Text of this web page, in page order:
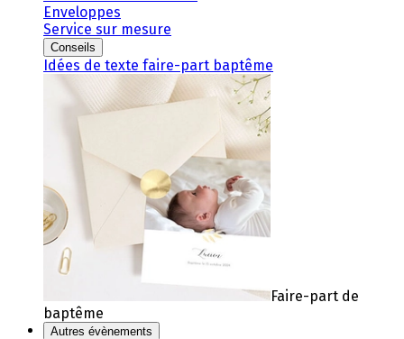
Enveloppes
Service sur mesure
Conseils
Idées de texte faire-part baptême
Faire-part de
baptême
Autres évènements